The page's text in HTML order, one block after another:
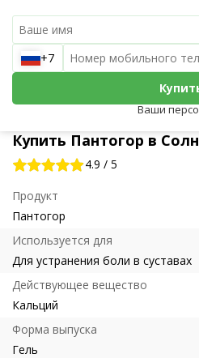
Купить Пантогор в
4.9 / 5
Продукт
Пантогор
Используется для
Для устранения боли в суставах
Действующее вещество
Кальций
Форма выпуска
Гель
+7
Ваши